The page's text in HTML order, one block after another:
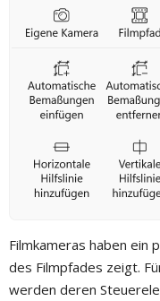
Filmkameras haben ein
des Filmpfades zeigt.
werden deren